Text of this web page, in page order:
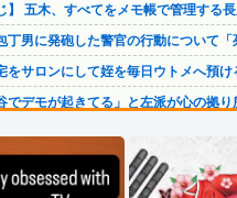
】 五木、すべてをメモ帳で管理する
丁男に発砲した警官の行動について「
をサロンにして姪を毎日ウトメへ預け
でデモが起きてる」と左派が心の拠
者会見に出席した某メディア記者、被
帰るから、ゲームと、いいお肉と酒と
反高市界隈「高市の取り巻きが、声を